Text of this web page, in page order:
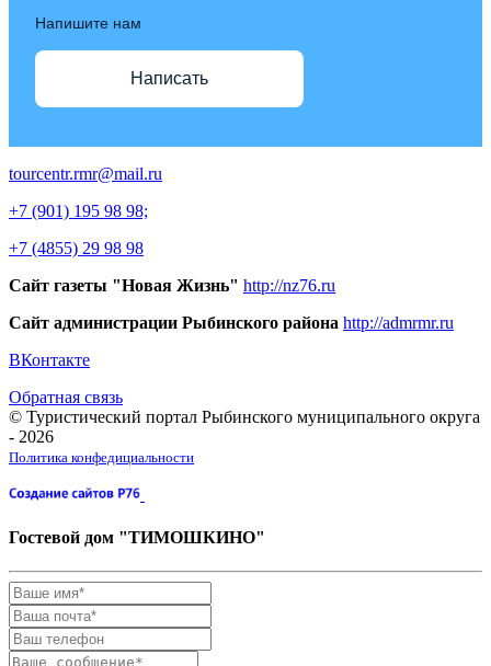
Напишите нам
Написать
tourcentr.rmr@mail.ru
+7 (901) 195 98 98;
+7 (4855) 29 98 98
Сайт газеты "Новая Жизнь" http://nz76.ru
Сайт администрации Рыбинского района http://admrmr.ru
ВКонтакте
Обратная связь
© Туристический портал Рыбинского муниципального округа
- 2026
Политика конфедициальности
Гостевой дом "ТИМОШКИНО"